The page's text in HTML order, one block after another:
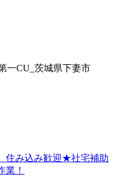
一CU_茨城県下妻市
住み込み歓迎★社宅補助
業！